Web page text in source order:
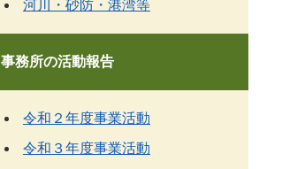
河川・砂防・港湾等
事務所の活動報告
令和２年度事業活動
令和３年度事業活動